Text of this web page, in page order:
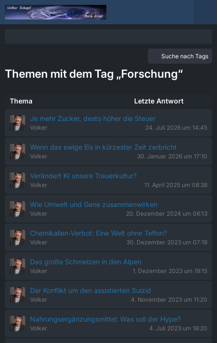
Suche nach Tags
Themen mit dem Tag „Forschung“
Thema Letzte Antwort
Je mehr Zucker, desto höher die Steuer
Volker 24. Juli 2026 um 14:45
Wenn das ewige Eis in kürzester Zeit zerbricht
Volker 30. Januar 2026 um 17:10
Verändert KI unsere Trauerkultur?
Volker 11. April 2025 um 08:38
Wie Umwelt und Gene zusammenwirken
Volker 20. Dezember 2024 um 06:13
Chemikalien-Verbot: Eine Welt ohne Teflon?
Volker 30. Dezember 2023 um 07:18
Das große Schmelzen in den Alpen
Volker 1. Dezember 2023 um 19:15
Der Konflikt um den assistierten Suizid
Volker 4. November 2023 um 11:20
Nahrungsergänzungsmittel: Was soll der Hype?
Volker 4. Juli 2023 um 18:20